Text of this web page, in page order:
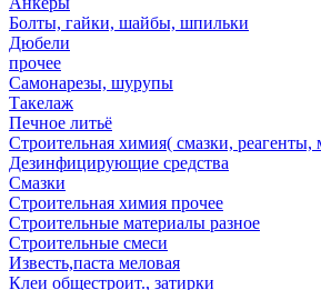
Болты, гайки, шайбы, шпильки
Дюбели
прочее
Самонарезы, шурупы
Такелаж
Печное литьё
Строительная химия( смазки, реагенты,
Дезинфицирующие средства
Смазки
Строительная химия прочее
Строительные материалы разное
Строительные смеси
Известь,паста меловая
Клеи общестроит., затирки